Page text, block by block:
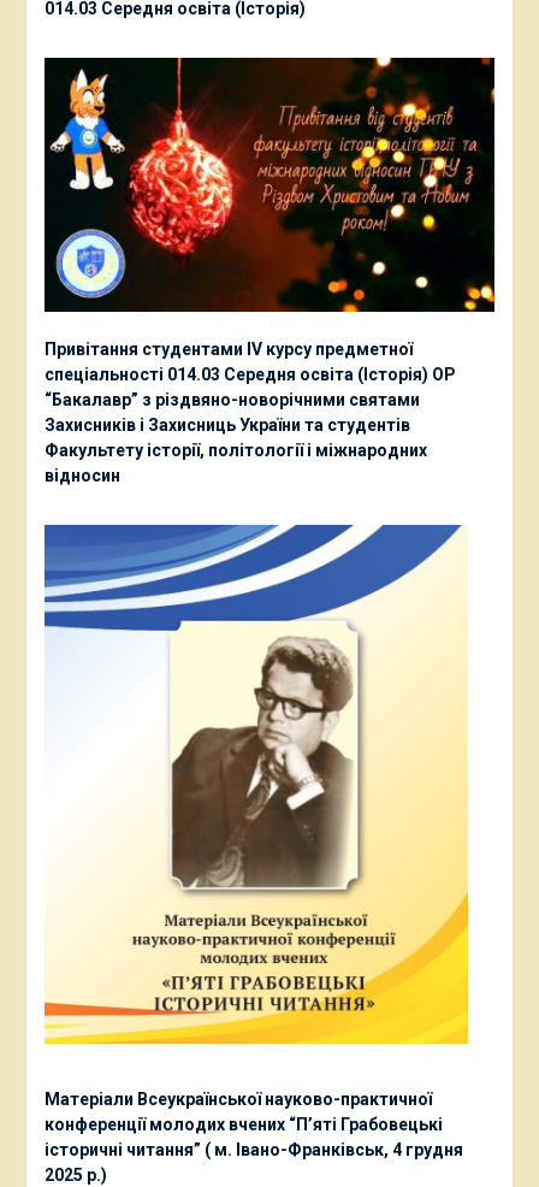
014.03 Середня освіта (Історія)
Привітання студентами ІV курсу предметної
спеціальності 014.03 Середня освіта (Історія) ОР
“Бакалавр” з різдвяно-новорічними святами
Захисників і Захисниць України та студентів
Факультету історії, політології і міжнародних
відносин
Матеріали Всеукраїнської науково-практичної
конференції молодих вчених “П’яті Грабовецькі
історичні читання” ( м. Івано-Франківськ, 4 грудня
2025 р.)